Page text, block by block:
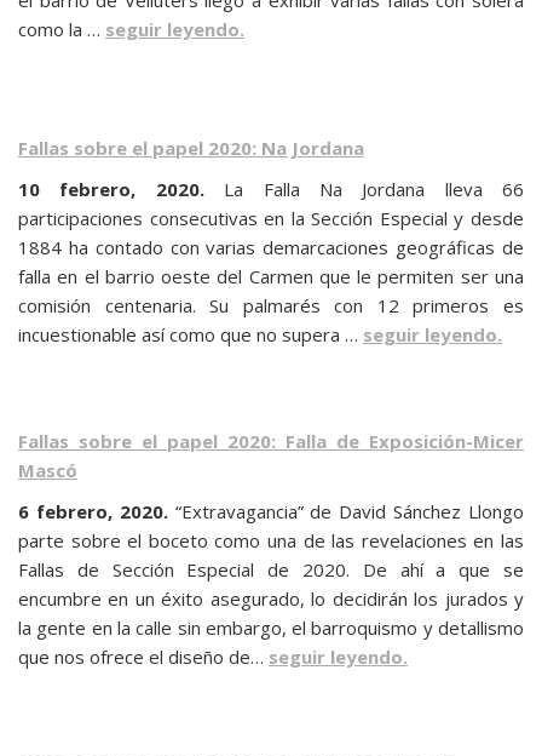
como la … seguir leyendo.
Fallas sobre el papel 2020: Na Jordana
10 febrero, 2020. La Falla Na Jordana lleva 66
participaciones consecutivas en la Sección Especial y desde
1884 ha contado con varias demarcaciones geográficas de
falla en el barrio oeste del Carmen que le permiten ser una
comisión centenaria. Su palmarés con 12 primeros es
incuestionable así como que no supera … seguir leyendo.
Fallas sobre el papel 2020: Falla de Exposición-Micer
Mascó
6 febrero, 2020. “Extravagancia” de David Sánchez Llongo
parte sobre el boceto como una de las revelaciones en las
Fallas de Sección Especial de 2020. De ahí a que se
encumbre en un éxito asegurado, lo decidirán los jurados y
la gente en la calle sin embargo, el barroquismo y detallismo
que nos ofrece el diseño de… seguir leyendo.